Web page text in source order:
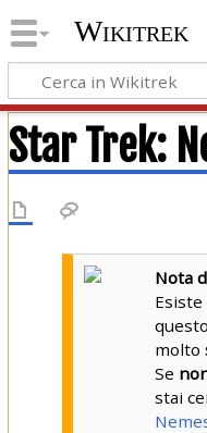
Wikitrek
Star Trek:
Nota
Esiste
molto
Se
stai